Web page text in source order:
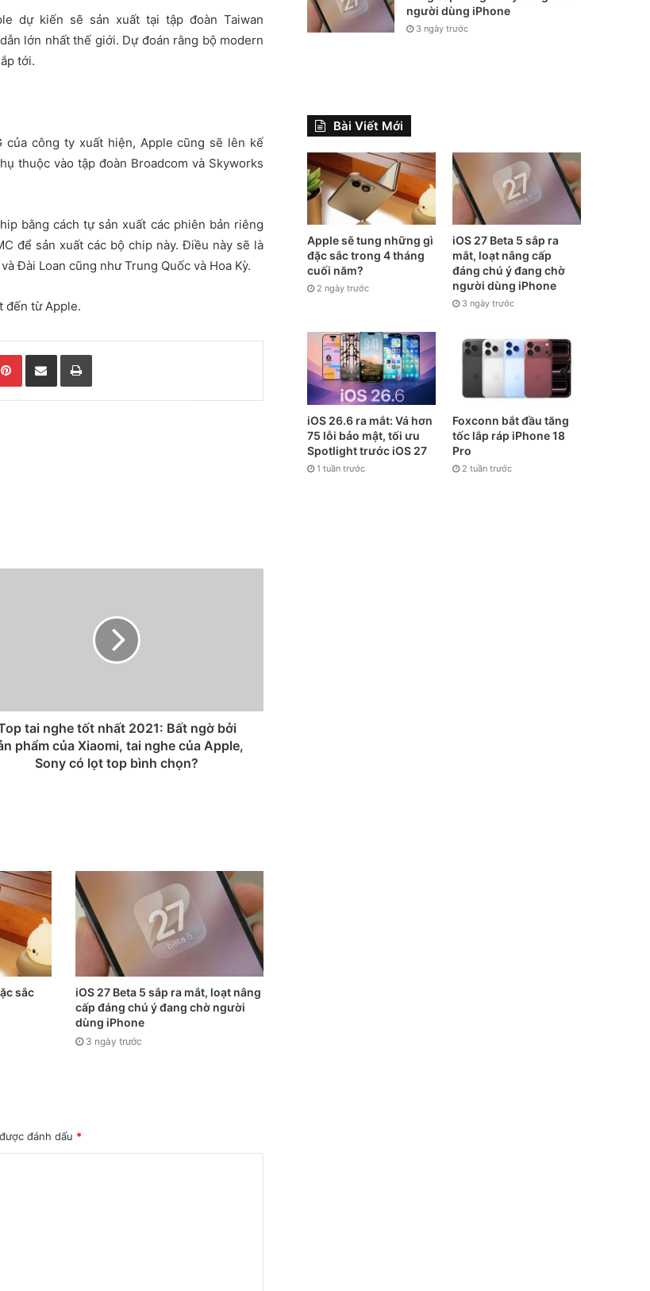
dự kiến sẽ sản xuất tại tập đoàn Taiwan
lớn nhất thế giới. Dự đoán rằng bộ modern
tới.
công ty xuất hiện, Apple cũng sẽ lên kế
thuộc vào tập đoàn Broadcom và Skyworks
bằng cách tự sản xuất các phiên bản riêng
để sản xuất các bộ chip này. Điều này sẽ là
Đài Loan cũng như Trung Quốc và Hoa Kỳ.
đến từ Apple.
Pinterest Chia sẻ qua email In
tai nghe tốt nhất 2021: Bất ngờ bởi
phẩm của Xiaomi, tai nghe của Apple,
Sony có lọt top bình chọn?
sắc
iOS 27 Beta 5 sắp ra mắt, loạt nâng
cấp đáng chú ý đang chờ người
dùng iPhone
3 ngày trước
đánh dấu *
người dùng iPhone
3 ngày trước
Bài Viết Mới
Apple sẽ tung những gì
đặc sắc trong 4 tháng
cuối năm?
2 ngày trước
iOS 27 Beta 5 sắp ra
mắt, loạt nâng cấp
đáng chú ý đang chờ
người dùng iPhone
3 ngày trước
iOS 26.6 ra mắt: Vá hơn
75 lỗi bảo mật, tối ưu
Spotlight trước iOS 27
1 tuần trước
Foxconn bắt đầu tăng
tốc lắp ráp iPhone 18
Pro
2 tuần trước